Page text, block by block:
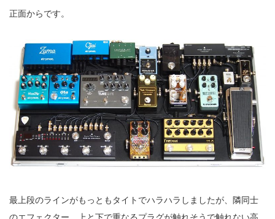
正面からです。
最上段のラインがもっともタイトでハラハラしましたが、隣同士